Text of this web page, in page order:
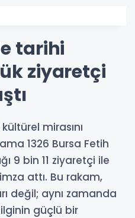
tarihi
ziyaretçi
mirasını
1326 Bursa Fetih
9 bin 11 ziyaretçi ile
attı. Bu rakam,
değil; aynı zamanda
güçlü bir